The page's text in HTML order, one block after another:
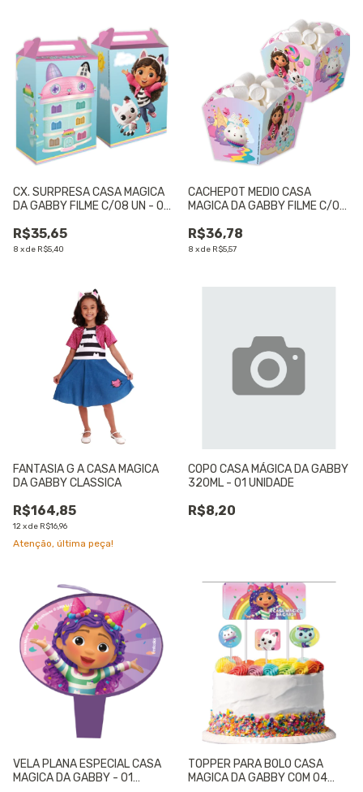
CX. SURPRESA CASA MAGICA
DA GABBY FILME C/08 UN - 01
R$35,65
8 xde R$5,40
CACHEPOT MEDIO CASA
MAGICA DA GABBY FILME C/08
R$36,78
8 xde R$5,57
FANTASIA G A CASA MAGICA
DA GABBY CLASSICA
R$164,85
12xde R$16,96
Atenção, última peça!
COPO CASA MÁGICA DA GABBY
320ML - 01 UNIDADE
R$8,20
VELA PLANA ESPECIAL CASA
MAGICA DA GABBY - 01
TOPPER PARA BOLO CASA
MAGICA DA GABBY COM 04